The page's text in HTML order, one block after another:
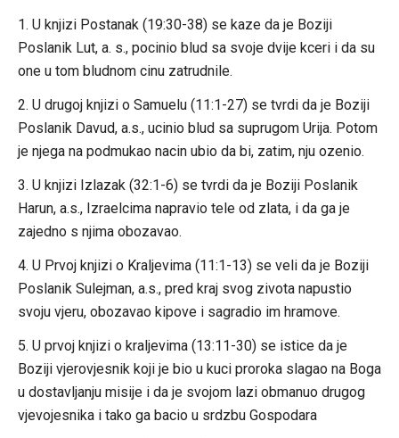
1. U knjizi Postanak (19:30-38) se kaze da je Boziji
Poslanik Lut, a. s., pocinio blud sa svoje dvije kceri i da su
one u tom bludnom cinu zatrudnile.
2. U drugoj knjizi o Samuelu (11:1-27) se tvrdi da je Boziji
Poslanik Davud, a.s., ucinio blud sa suprugom Urija. Potom
je njega na podmukao nacin ubio da bi, zatim, nju ozenio.
3. U knjizi Izlazak (32:1-6) se tvrdi da je Boziji Poslanik
Harun, a.s., Izraelcima napravio tele od zlata, i da ga je
zajedno s njima obozavao.
4. U Prvoj knjizi o Kraljevima (11:1-13) se veli da je Boziji
Poslanik Sulejman, a.s., pred kraj svog zivota napustio
svoju vjeru, obozavao kipove i sagradio im hramove.
5. U prvoj knjizi o kraljevima (13:11-30) se istice da je
Boziji vjerovjesnik koji je bio u kuci proroka slagao na Boga
u dostavljanju misije i da je svojom lazi obmanuo drugog
vjevojesnika i tako ga bacio u srdzbu Gospodara